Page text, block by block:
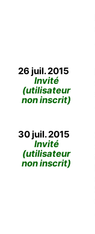
26 juil. 2015
Invité
(utilisateur
non inscrit)
30 juil. 2015
Invité
(utilisateur
non inscrit)